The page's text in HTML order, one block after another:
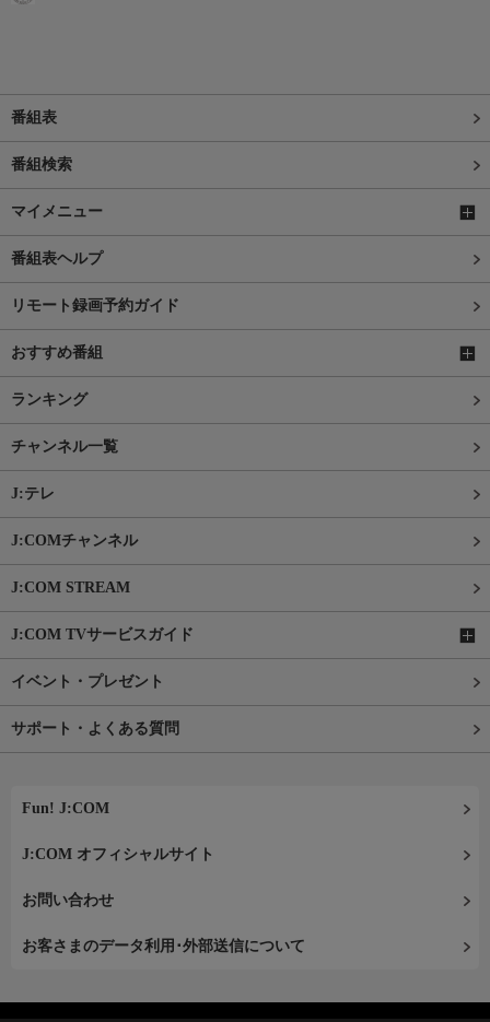
番組表
番組検索
マイメニュー
番組表ヘルプ
リモート録画予約ガイド
おすすめ番組
ランキング
チャンネル一覧
J:テレ
J:COMチャンネル
J:COM STREAM
J:COM TVサービスガイド
イベント・プレゼント
サポート・よくある質問
Fun! J:COM
J:COM オフィシャルサイト
お問い合わせ
お客さまのデータ利用･外部送信について